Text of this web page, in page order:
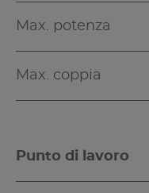
Max. potenza
Max. coppia
Punto di lavoro